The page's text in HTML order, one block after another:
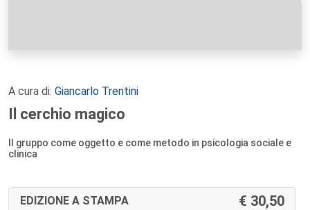
A cura di: Giancarlo Trentini
Il cerchio magico
Il gruppo come oggetto e come metodo in psicologia sociale e
clinica
EDIZIONE A STAMPA 30,50